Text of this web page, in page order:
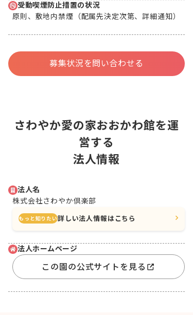
受動喫煙防止措置の状況
原則、敷地内禁煙（配属先決定次第、詳細通知）
募集状況を問い合わせる
さわやか愛の家おおかわ館を運
営する
法人情報
法人名
株式会社さわやか倶楽部
もっと知りたい詳しい法人情報はこちら
法人ホームページ
この園の公式サイトを見る